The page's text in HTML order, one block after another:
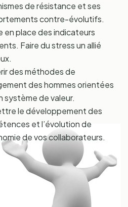
de résistance et ses
contre-évolutifs.
en place des indicateurs
Faire du stress un allié
des méthodes de
des hommes orientées
système de valeur.
le développement des
et l’évolution de
de vos collaborateurs.